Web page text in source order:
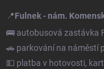
📍Fulnek - nám.
🚌 autobusová zastávka
🚗 parkování na náměstí
💵 platba v hotovosti,